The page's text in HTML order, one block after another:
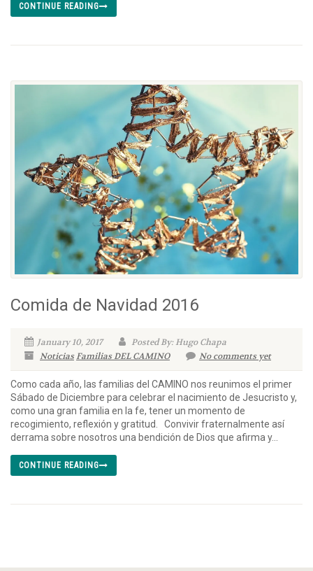
CONTINUE READING
Comida de Navidad 2016
January 10, 2017
Posted By: Hugo Chapa
NoticiasFamilias DEL CAMINO No comments yet
Como cada año, las familias del CAMINO nos reunimos el primer
Sábado de Diciembre para celebrar el nacimiento de Jesucristo y,
como una gran familia en la fe, tener un momento de
recogimiento, reflexión y gratitud. Convivir fraternalmente así
derrama sobre nosotros una bendición de Dios que afirma y...
CONTINUE READING